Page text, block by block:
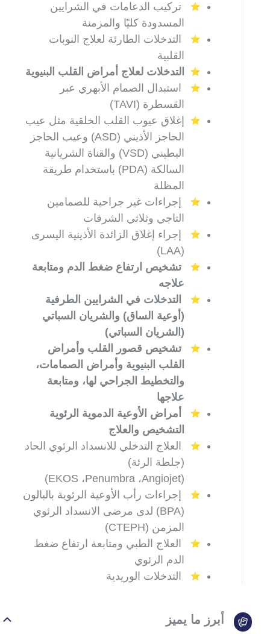
تركيب الدعامات في الشرايين
المسدودة كليًا والمزمنة
التدخلات الطارئة لعلاج النوبات
القلبية
التدخلات لعلاج أمراض القلب البنيوية
استبدال الصمام الأبهري عبر
القسطرة (TAVI)
إغلاق عيوب القلب الخلقية مثل عيب
الحاجز الأذيني (ASD)
وعيب الحاجز
البطيني (VSD)
والقناة الشريانية
السالكة (PDA)
باستخدام طريقة
المظلة
إجراءات غير جراحية للصمامين
التاجي وثلاثي الشرفات
إجراء إغلاق الزائدة الأذينية اليسرى
(LAA)
تشخيص ارتفاع ضغط الدم ومتابعة
علاجه
التدخلات في الشرايين الطرفية
(أوعية الساق) والشريان السباتي
(الشريان السباتي)
تشخيص قصور القلب وأمراض
القلب البنيوية وأمراض الصمامات،
والتخطيط الجراحي لها، ومتابعة
علاجها
أمراض الأوعية الدموية الرئوية
التشخيص والعلاج
العلاج التدخلي للانسداد الرئوي الحاد
(جلطة الرئة)
(EKOS
،Penumbra،Angiojet)
إجراءات رأب الأوعية الرئوية بالبالون
(BPA)
لدى مرضى الانسداد الرئوي
المزمن (CTEPH)
العلاج الطبي ومتابعة ارتفاع ضغط
الدم الرئوي
التدخلات الوريدية
أبرز ما يميز